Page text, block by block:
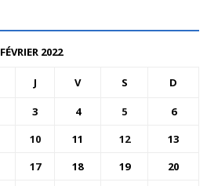
FÉVRIER 2022
J V S D
3 4 5
6
10 11 12
13
17 18 19
20